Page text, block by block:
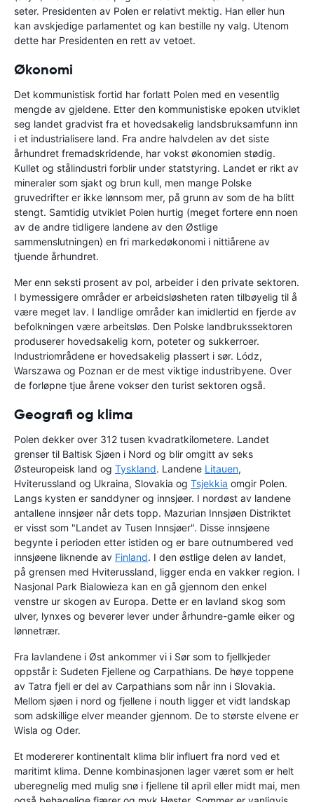
seter. Presidenten av Polen er relativt mektig. Han eller hun
kan avskjedige parlamentet og kan bestille ny valg. Utenom
dette har Presidenten en rett av vetoet.
Økonomi
Det kommunistisk fortid har forlatt Polen med en vesentlig
mengde av gjeldene. Etter den kommunistiske epoken utviklet
seg landet gradvist fra et hovedsakelig landsbruksamfunn inn
i et industrialisere land. Fra andre halvdelen av det siste
århundret fremadskridende, har vokst økonomien stødig.
Kullet og stålindustri forblir under statstyring. Landet er rikt av
mineraler som sjakt og brun kull, men mange Polske
gruvedrifter er ikke lønnsom mer, på grunn av som de ha blitt
stengt. Samtidig utviklet Polen hurtig (meget fortere enn noen
av de andre tidligere landene av den Østlige
sammenslutningen) en fri markedøkonomi i nittiårene av
tjuende århundret.
Mer enn seksti prosent av pol, arbeider i den private sektoren.
I bymessigere områder er arbeidsløsheten raten tilbøyelig til å
være meget lav. I landlige områder kan imidlertid en fjerde av
befolkningen være arbeitsløs. Den Polske landbrukssektoren
produserer hovedsakelig korn, poteter og sukkerroer.
Industriområdene er hovedsakelig plassert i sør. Lódz,
Warszawa og Poznan er de mest viktige industribyene. Over
de forløpne tjue årene vokser den turist sektoren også.
Geografi og klima
Polen dekker over 312 tusen kvadratkilometere. Landet
grenser til Baltisk Sjøen i Nord og blir omgitt av seks
Østeuropeisk land og Tyskland. Landene Litauen,
Hviterussland og Ukraina, Slovakia og Tsjekkia omgir Polen.
Langs kysten er sanddyner og innsjøer. I nordøst av landene
antallene innsjøer når dets topp. Mazurian Innsjøen Distriktet
er visst som "Landet av Tusen Innsjøer". Disse innsjøene
begynte i perioden etter istiden og er bare outnumbered ved
innsjøene liknende av Finland. I den østlige delen av landet,
på grensen med Hviterussland, ligger enda en vakker region. I
Nasjonal Park Bialowieza kan en gå gjennom den enkel
venstre ur skogen av Europa. Dette er en lavland skog som
ulver, lynxes og beverer lever under århundre-gamle eiker og
lønnetrær.
Fra lavlandene i Øst ankommer vi i Sør som to fjellkjeder
oppstår i: Sudeten Fjellene og Carpathians. De høye toppene
av Tatra fjell er del av Carpathians som når inn i Slovakia.
Mellom sjøen i nord og fjellene i nouth ligger et vidt landskap
som adskillige elver meander gjennom. De to største elvene er
Wisla og Oder.
Et modererer kontinentalt klima blir influert fra nord ved et
maritimt klima. Denne kombinasjonen lager været som er helt
uberegnelig med mulig snø i fjellene til april eller midt mai, men